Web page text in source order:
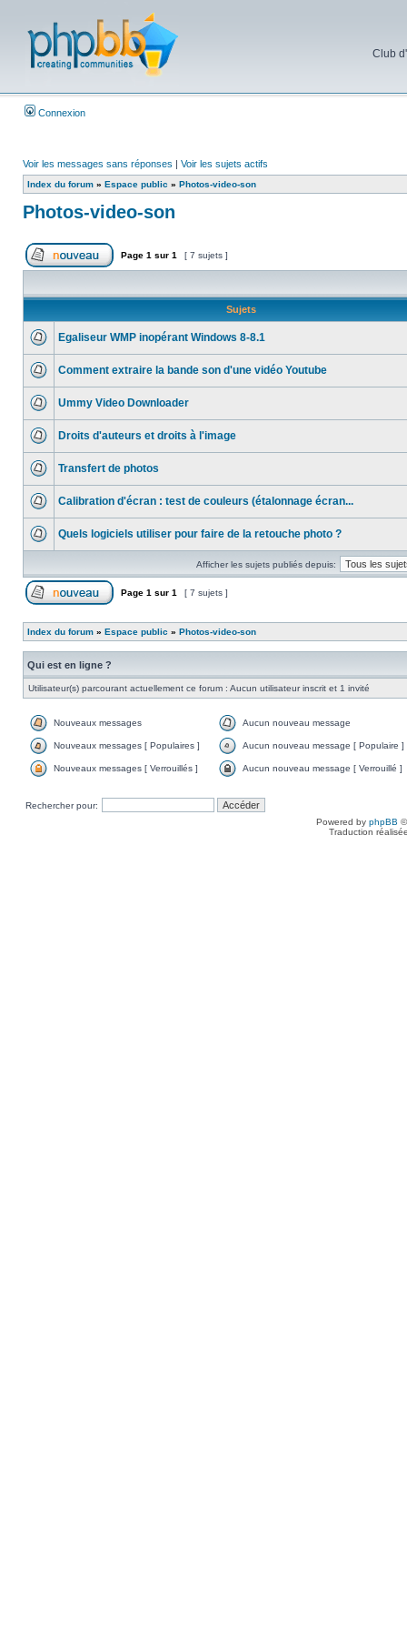
Club
Connexion
Voir les messages sans réponses | Voir les sujets actifs
Index du forum » Espace public » Photos-video-son
Photos-video-son
Page 1 sur 1 [ 7 sujets ]
Sujets
Egaliseur WMP inopérant Windows 8-8.1
Comment extraire la bande son d'une vidéo Youtube
Ummy Video Downloader
Droits d'auteurs et droits à l'image
Transfert de photos
Calibration d'écran : test de couleurs (étalonnage écran...
Quels logiciels utiliser pour faire de la retouche photo ?
Afficher les sujets publiés depuis:
Page 1 sur 1 [ 7 sujets ]
Index du forum » Espace public » Photos-video-son
Qui est en ligne ?
Utilisateur(s) parcourant actuellement ce forum : Aucun utilisateur inscrit et 1 invité
Nouveaux messages Aucun nouveau message
Nouveaux messages [ Populaires ] Aucun nouveau message [ Populaire ]
Nouveaux messages [ Verrouillés ] Aucun nouveau message [ Verrouillé ]
Rechercher pour:
Powered by phpBB
Traduction